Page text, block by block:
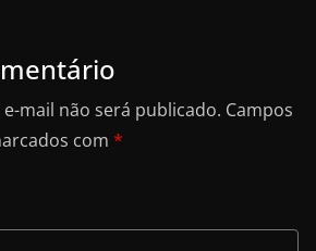
mail não será publicado. Campos
com *